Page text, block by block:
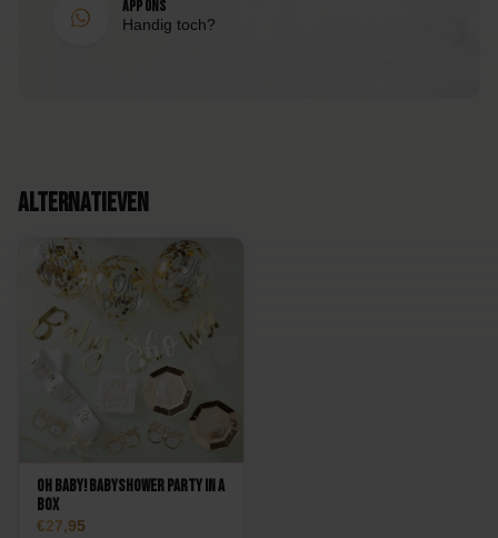
8998340153802
App ons
Handig toch?
Alternatieven
Oh Baby! Babyshower Party in a
Box
27,95